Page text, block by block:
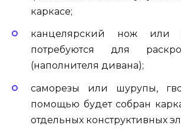
каркасе;
канцелярский нож
потребуются для
(наполнителя дивана);
саморезы или шурупы,
помощью будет собран
отдельных конструктивных